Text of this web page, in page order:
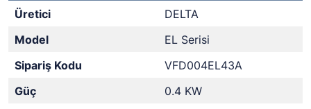
Üretici
DELTA
Model
EL Serisi
Sipariş Kodu
VFD004EL43A
Güç
0.4 KW